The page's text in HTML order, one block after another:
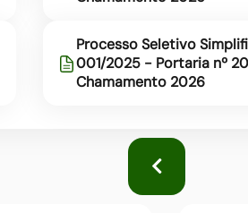
Processo Seletivo
001/2025 - Portaria nº
Chamamento 2026